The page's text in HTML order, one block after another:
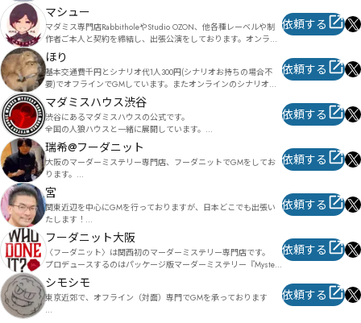
苐㏘㑃㑢㑰㐵㐜㑪㏏㏟㎾㏚㏪㏿㏀㐉㎁媨厔稇㏮慳㏭㏱㏡㏢㐃㏵㏛漈刯㎑
蚮㐂毗虆㐁酊抭㏼拏㐤㐨㏼㐨㎠㐊㐴㐦㏮㐷㐩㏨㐊㐎㐗㐑窟屔㐿潨形㐉㐼㐅㐛㐀㐜㐃㐑㎺
㏃唤匐㏇
櫀脃穆㐭脔歡㐮㐞㐮㐸㏋㑊㐵㑗㐮㐠潋割㐧㐮㐺㐬㑔㐛啀墺㑁磺鑠㑌埔㑮㐺㏣
皒办㑍㐽㑍㑖鏦垴㑚㑓㐺㑔㐳㑏㑟㑒㐿㏵凵蜬㑢掽赺㑤㒦㓸㓆㑊㑘㑹㑧爣㑦㑪㑜㒄㑪㑧㑨㒋㑶甭埙㑣
㒛㑶㑨㒐㑶㑳㒃㑽㐘㒚㑼㒂辁昮㒯㑵㒅㑪㑰㒛㑰㒄㒈㒅㒑㑩㒑執第㐮
㓨㓸㔭㔜㔯剡㒠壷躌卒㒧身㒛㒪㐾皷鵉駋蹮㒢㒱㓹㓩㔏㔀㔐㕅㔴㕇㒻醽㒱㒵㒿㒕㓝㒟㑕眄匐㓩枴㒰噔
㒲㓂曲緆㓝㓇㓏塮舽㓓瀹鍩竫钼晹㓁㓯㓅㒱㓜㓖㓟㓛㒶㒾㓜㒹㒼埧郙㑻
钂㓨剾螵㓯㒂劂咎㓫㔇㔳㖃㔳㖅㕓㓗澬㓞㔙㓷签溪铦暣㔂魸檩挽㓤㕉㕝㔃劦㓩㔨㓼㓦㔋旁㓻㔓㓼㔅吃
奩㔐㔁㔊㒮
することも可能です。
マシュー
マダミス専門店RabbitholeやStudio OZON、他各種レーベルや制
作者ご本人と契約を締結し、出張公演をしております。オンライ
ンでの公演も受け付けています。
東京（新宿御苑、中野、田町他）であれば、プレイスペースと合
わせてのご案内も可能です。
取り扱いリストに無いタイトルでも対応可能な場合がありますの
で、気軽にお問合せください。
マーダーミステリーゲームGMガイド本、『MurderMystery
GameMaster Guide』、通称『MMGMG』を頒布中です。
https://mochaxana.booth.pm/items/1958288
依頼する
ほり
基本交通費千円とシナリオ代1人300円(シナリオお持ちの場合不
要)でオフラインでGMしています。またオンラインのシナリオを
許可を得てオフライン版にしたりもしています。やってみたいシ
ナリオがありましたら、ご相談ください。
実績:
マダミス制作:やらかし勇者(シナリオ、デザイン担当)
改編加筆シナリオ:玉座の闇(オープニング、幕間、エンディング
ムービー制作、演出追加)
年輪(加筆)
薄暮の咲い聲(加筆、エピローグ追加、演出追加)
依頼する
マダミスハウス渋谷
渋谷にあるマダミスハウスの公式です。
全国の人狼ハウスと一緒に展開しています。
また、マダミスハウスが管理する日本物語シリーズを展開してい
ます。
依頼する
瑞希@フーダニット
大阪のマーダーミステリー専門店、フーダニットでGMをしてお
ります。
読み上げ・RPを重視し、皆さまに没入感高く楽しんで頂ける公演
を心掛けて参ります。
■公演可能作品
・Mystery Party in the Boxシリーズ
・Murder Mystery Miniシリーズ
・MYSTERY&ADVENTURE BOXシリーズ
・ペーパーヒーローズ
・ダーウィンの忘れもの
・ラヴァブルディアトリックスター
依頼する
宮
関東近辺を中心にGMを行っておりますが、日本どこでも出張い
たします！
経験の浅い方にも安心して楽しんでいただけるような環境づくり
をこころ掛けて公演を行っております！
オリジナルマダミス
『され素殺人鬼は静かに微笑む』
https://ameblo.jp/rooms-shimokitazawa/entry-12757244980.html
『アスペン殺人事件』
https://ameblo.jp/rooms-shimokitazawa/entry-12757332895.html
依頼する
フーダニット大阪
〈フーダニット〉は関西初のマーダーミステリー専門店です。
プロデュースするのはパッケージ版マーダーミステリー『Mystery
Party in the Box』シリーズを展開しているグループSNE／cosaicの
メンバーたち。
老舗の作家集団による極上のシナリオと演出を、ぜひお楽しみく
ださい！
依頼する
シモシモ
東京近郊で、オフライン（対面）専門でGMを承っております
依頼する